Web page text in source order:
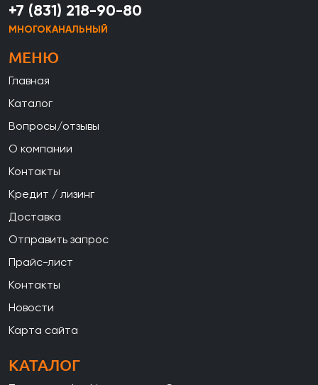
+7 (831) 218-90-80
МНОГОКАНАЛЬНЫЙ
МЕНЮ
Главная
Каталог
Вопросы/отзывы
О компании
Контакты
Кредит / лизинг
Доставка
Отправить запрос
Прайс-лист
Контакты
Новости
Карта сайта
КАТАЛОГ